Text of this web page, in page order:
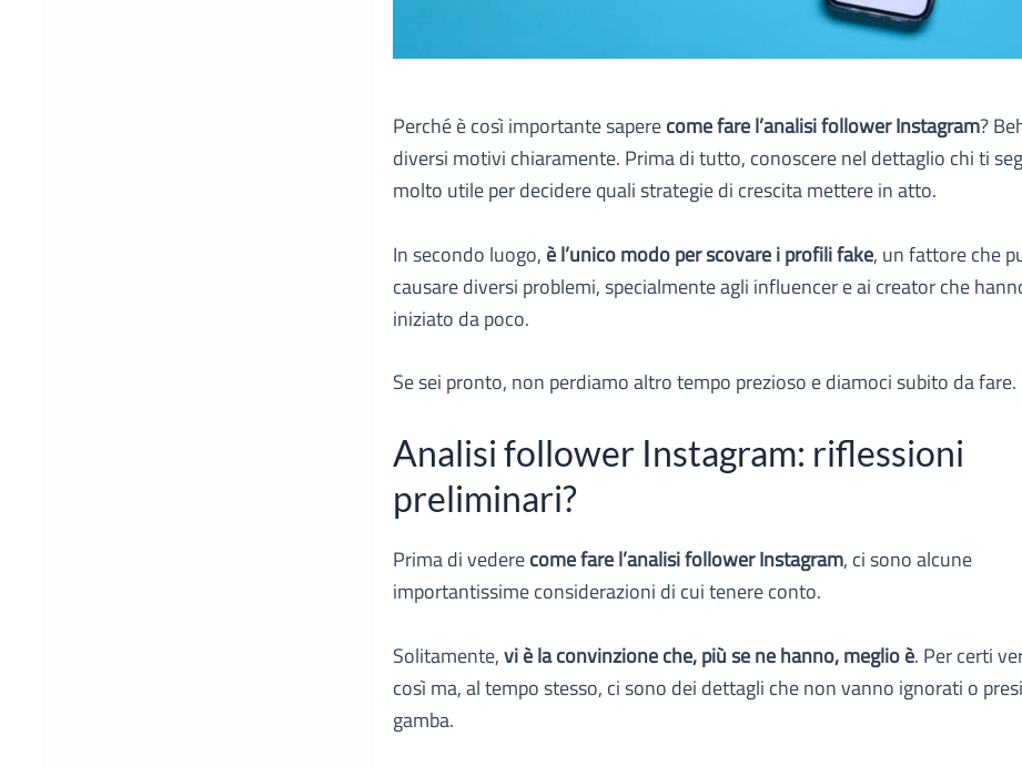
Perché è così importante saperecome fare l’analisi follower Instagram?
diversi motivi chiaramente. Prima di tutto, conoscere nel dettaglio chi ti
molto utile per decidere quali strategie di crescita mettere in atto.
In secondo luogo, è l’unico modo per scovare i profili fake, un fattore che
causare diversi problemi, specialmente agli influencer e ai creator che
iniziato da poco.
Se sei pronto, non perdiamo altro tempo prezioso e diamoci subito da fare.
Analisi follower Instagram: riflessioni
preliminari?
Prima di vederecome fare l’analisi follower Instagram, ci sono alcune
importantissime considerazioni di cui tenere conto.
Solitamente,vi è la convinzione che, più se ne hanno, meglio è. Per certi
così ma, al tempo stesso, ci sono dei dettagli che non vanno ignorati o
gamba.